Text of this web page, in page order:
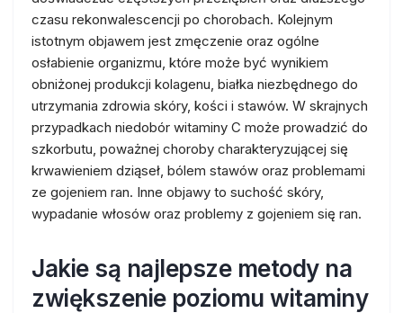
czasu rekonwalescencji po chorobach. Kolejnym
istotnym objawem jest zmęczenie oraz ogólne
osłabienie organizmu, które może być wynikiem
obniżonej produkcji kolagenu, białka niezbędnego do
utrzymania zdrowia skóry, kości i stawów. W skrajnych
przypadkach niedobór witaminy C może prowadzić do
szkorbutu, poważnej choroby charakteryzującej się
krwawieniem dziąseł, bólem stawów oraz problemami
ze gojeniem ran. Inne objawy to suchość skóry,
wypadanie włosów oraz problemy z gojeniem się ran.
Jakie są najlepsze metody na
zwiększenie poziomu witaminy